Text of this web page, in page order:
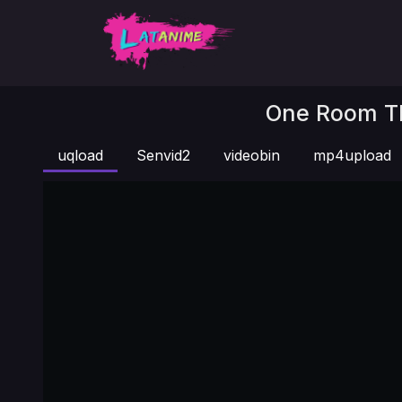
One Room
uqload Senvid2 videobin mp4upload